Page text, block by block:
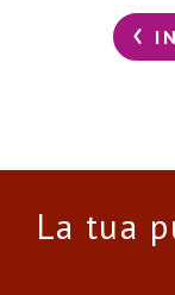
La tua